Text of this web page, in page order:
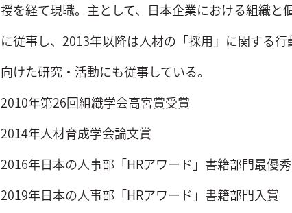
授を経て現職。主として、日本企業における組織
に従事し、2013年以降は人材の「採用」に関する
向けた研究・活動にも従事している。
2010年第26回組織学会高宮賞受賞
2014年人材育成学会論文賞
2016年日本の人事部「HRアワード」書籍部門最優
2019年日本の人事部「HRアワード」書籍部門入賞